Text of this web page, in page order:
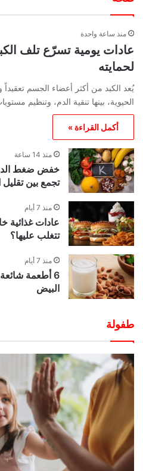
منذ ساعة واحدة
عادات يومية تسرّع تلف
لحمايته
يُعد الكبد من أكثر أعضاء الجسم
الحيوية، بينها تنقية الدم، وتنظيم
أكمل القراءة »
منذ 14 ساعة
خفض ضغط الدم
تجمع بين تقليل
منذ 7 أيام
عادات غذائية
تتغلب عليها؟
منذ 7 أيام
6 أطعمة
البيض
طفولة